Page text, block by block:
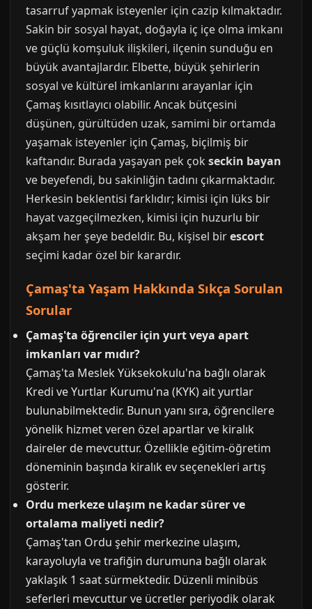
tasarruf yapmak isteyenler için cazip kılmaktadır.
Sakin bir sosyal hayat, doğayla iç içe olma imkanı
ve güçlü komşuluk ilişkileri, ilçenin sunduğu en
büyük avantajlardır. Elbette, büyük şehirlerin
sosyal ve kültürel imkanlarını arayanlar için
Çamaş kısıtlayıcı olabilir. Ancak bütçesini
düşünen, gürültüden uzak, samimi bir ortamda
yaşamak isteyenler için Çamaş, biçilmiş bir
kaftandır. Burada yaşayan pek çok seckin bayan
ve beyefendi, bu sakinliğin tadını çıkarmaktadır.
Herkesin beklentisi farklıdır; kimisi için lüks bir
hayat vazgeçilmezken, kimisi için huzurlu bir
akşam her şeye bedeldir. Bu, kişisel birescort
seçimi kadar özel bir karardır.
Çamaş'ta Yaşam Hakkında Sıkça Sorulan
Sorular
Çamaş'ta öğrenciler için yurt veya apart
imkanları var mıdır?
Çamaş'ta Meslek Yüksekokulu'na bağlı olarak
Kredi ve Yurtlar Kurumu'na (KYK) ait yurtlar
bulunabilmektedir. Bunun yanı sıra, öğrencilere
yönelik hizmet veren özel apartlar ve kiralık
daireler de mevcuttur. Özellikle eğitim-öğretim
döneminin başında kiralık ev seçenekleri artış
gösterir.
Ordu merkeze ulaşım ne kadar sürer ve
ortalama maliyeti nedir?
Çamaş'tan Ordu şehir merkezine ulaşım,
karayoluyla ve trafiğin durumuna bağlı olarak
yaklaşık 1 saat sürmektedir. Düzenli minibüs
seferleri mevcuttur ve ücretler periyodik olarak